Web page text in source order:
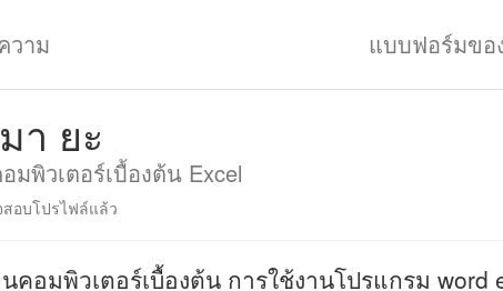
วาม แบบฟอร์มข
า ยะ
มพิวเตอร์เบื้องต้น Excel
อบโปรไฟล์แล้ว
คอมพิวเตอร์เบื้องต้น การใช้งานโปรแกรม word